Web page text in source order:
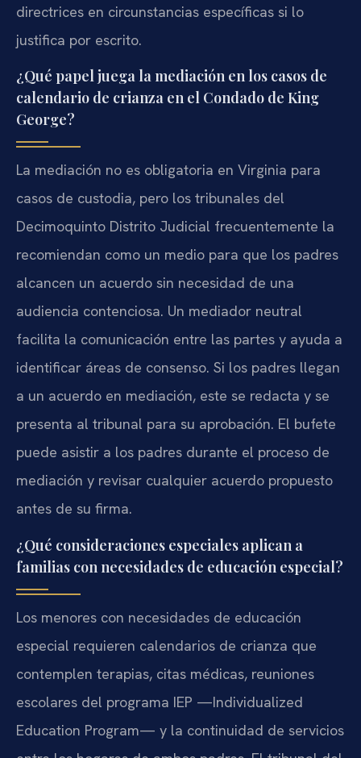
directrices en circunstancias específicas si lo
justifica por escrito.
¿Qué papel juega la mediación en los casos de
calendario de crianza en el Condado de King
George?
La mediación no es obligatoria en Virginia para
casos de custodia, pero los tribunales del
Decimoquinto Distrito Judicial frecuentemente la
recomiendan como un medio para que los padres
alcancen un acuerdo sin necesidad de una
audiencia contenciosa. Un mediador neutral
facilita la comunicación entre las partes y ayuda a
identificar áreas de consenso. Si los padres llegan
a un acuerdo en mediación, este se redacta y se
presenta al tribunal para su aprobación. El bufete
puede asistir a los padres durante el proceso de
mediación y revisar cualquier acuerdo propuesto
antes de su firma.
¿Qué consideraciones especiales aplican a
familias con necesidades de educación especial?
Los menores con necesidades de educación
especial requieren calendarios de crianza que
contemplen terapias, citas médicas, reuniones
escolares del programa IEP —Individualized
Education Program— y la continuidad de servicios